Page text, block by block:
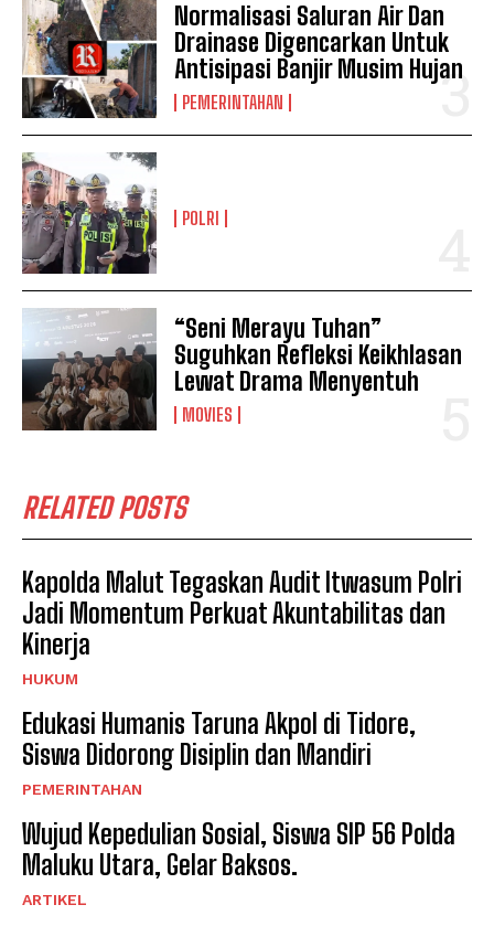
Normalisasi Saluran Air Dan
Drainase Digencarkan Untuk
Antisipasi Banjir Musim Hujan
PEMERINTAHAN
POLRI
“Seni Merayu Tuhan”
Suguhkan Refleksi Keikhlasan
Lewat Drama Menyentuh
MOVIES
RELATED POSTS
Kapolda Malut Tegaskan Audit Itwasum Polri
Jadi Momentum Perkuat Akuntabilitas dan
Kinerja
HUKUM
Edukasi Humanis Taruna Akpol di Tidore,
Siswa Didorong Disiplin dan Mandiri
PEMERINTAHAN
Wujud Kepedulian Sosial, Siswa SIP 56 Polda
Maluku Utara, Gelar Baksos.
ARTIKEL